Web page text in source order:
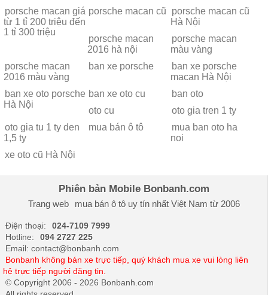
porsche macan giá
từ 1 tỉ 200 triệu đến
1 tỉ 300 triệu
porsche macan cũ
porsche macan cũ
Hà Nội
porsche macan
2016 hà nội
porsche macan
màu vàng
porsche macan
2016 màu vàng
ban xe porsche
ban xe porsche
macan Hà Nội
ban xe oto porsche
Hà Nội
ban xe oto cu
ban oto
oto cu
oto gia tren 1 ty
oto gia tu 1 ty den
1,5 ty
mua bán ô tô
mua ban oto ha
noi
xe oto cũ Hà Nội
Phiên bản Mobile Bonbanh.com
Trang web mua bán ô tôuy tín nhất Việt Nam từ 2006
Điện thoại:
024-7109 7999
Hotline:
094 2727 225
Email: contact@bonbanh.com
Bonbanh không bán xe trực tiếp, quý khách mua xe vui lòng liên
hệ trực tiếp người đăng tin.
© Copyright 2006 - 2026 Bonbanh.com